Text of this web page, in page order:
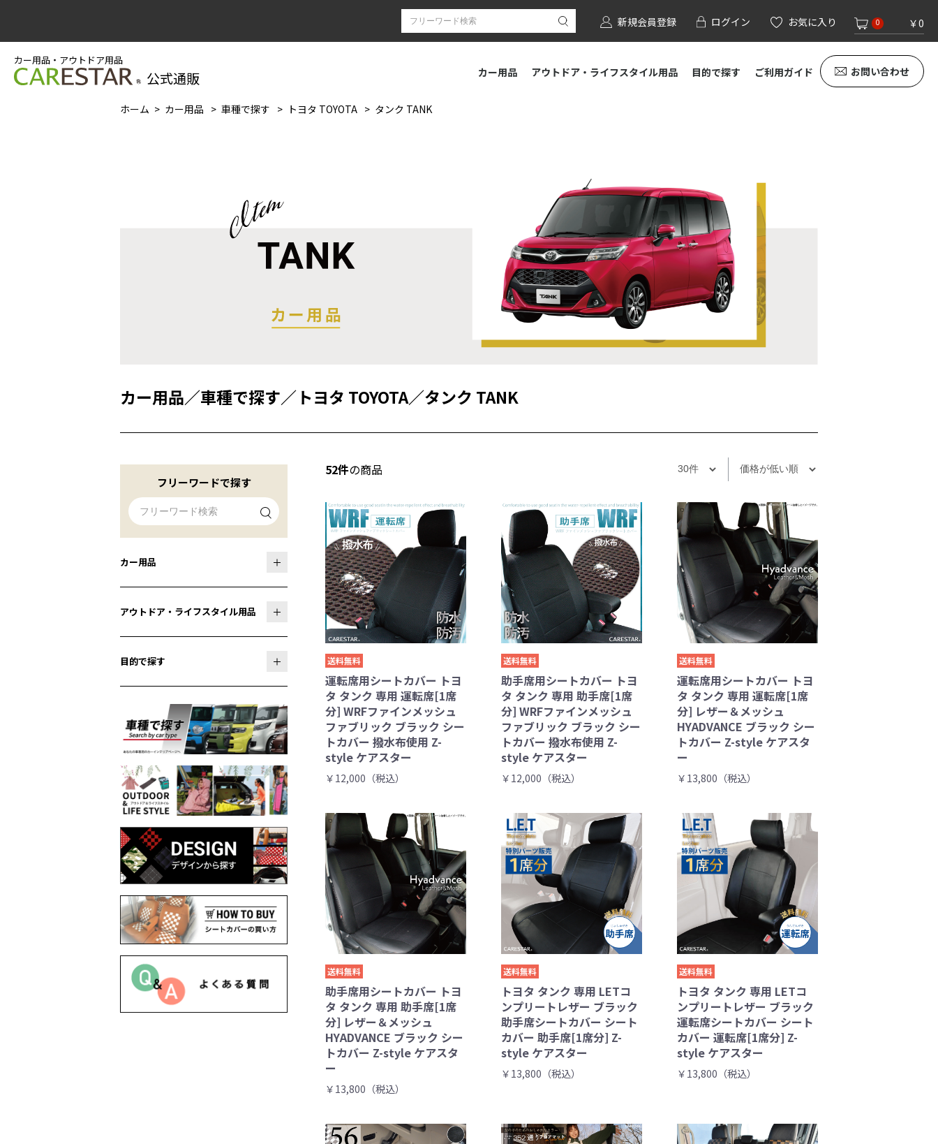
新規会員登録 ログイン お気に入り 0 ￥0
カー用品・アウトドア用品
公式通販 カー用品 アウトドア・ライフスタイル用品 目的で探す ご利用ガイド お問い合わせ
ホーム カー用品 車種で探す トヨタ TOYOTA タンク TANK
カー用品／車種で探す／ トヨタ TOYOTA／タンク TANK
フリーワードで探す
カー用品
アウトドア・ライフスタイル用品
目的で探す
52件の商品
送料無料
運転席用シートカバー トヨ
タ タンク 専用 運転席[1席
分] WRFファインメッシュ
ファブリック ブラック シー
トカバー 撥水布使用 Z-
style ケアスター
￥12,000（税込）
送料無料
助手席用シートカバー トヨ
タ タンク 専用 助手席[1席
分] WRFファインメッシュ
ファブリック ブラック シー
トカバー 撥水布使用 Z-
style ケアスター
￥12,000（税込）
送料無料
運転席用シートカバー トヨ
タ タンク 専用 運転席[1席
分] レザー＆メッシュ
HYADVANCE ブラック シー
トカバー Z-style ケアスタ
ー
￥13,800（税込）
送料無料
助手席用シートカバー トヨ
タ タンク 専用 助手席[1席
分] レザー＆メッシュ
HYADVANCE ブラック シー
トカバー Z-style ケアスタ
ー
￥13,800（税込）
送料無料
トヨタ タンク 専用 LETコ
ンプリートレザー ブラック
助手席シートカバー シート
カバー 助手席[1席分] Z-
style ケアスター
￥13,800（税込）
送料無料
トヨタ タンク 専用 LETコ
ンプリートレザー ブラック
運転席シートカバー シート
カバー 運転席[1席分] Z-
style ケアスター
￥13,800（税込）